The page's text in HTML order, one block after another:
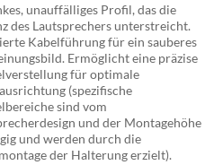
unauffälliges Profil, das die
des Lautsprechers unterstreicht.
Kabelführung für ein sauberes
Ermöglicht eine präzise
für optimale
(spezifische
sind vom
und der Montagehöhe
und werden durch die
der Halterung erzielt).